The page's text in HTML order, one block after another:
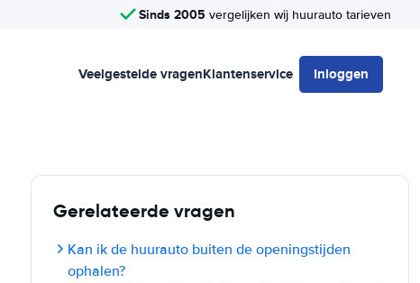
Sinds 2005 vergelijken wij huurauto tarieven
Veelgestelde vragenKlantenservice Inloggen
Gerelateerde vragen
Kan ik de huurauto buiten de openingstijden
ophalen?